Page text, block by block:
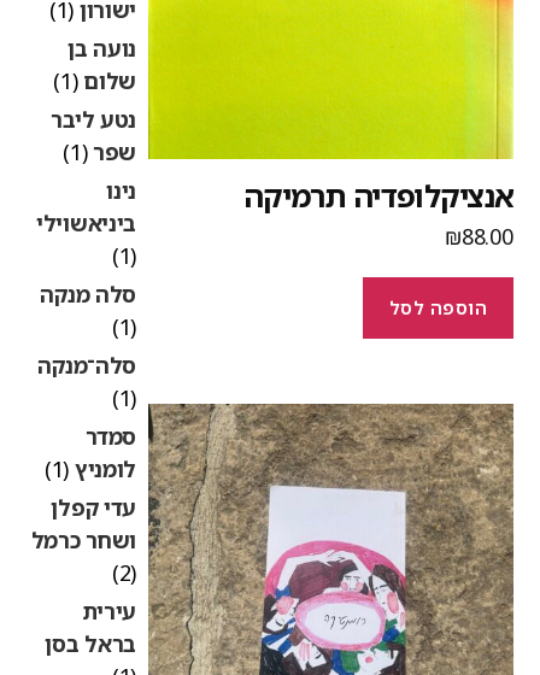
תרמיקה
₪
הוספה לסל
ישורון(1)
נועה בן
שלום(1)
נטע ליבר
שפר(1)
ביניאשוילי
סלה מנקה
סלה־מנקה
(1)
סמדר
לומניץ(1)
עדי קפלן
ושחר כרמל
(2)
עירית
בראל בסן